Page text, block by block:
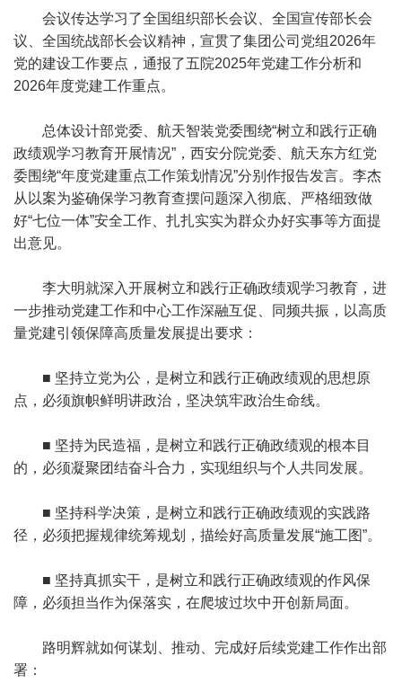
会议传达学习了全国组织部长会议、全国宣传部长会
议、全国统战部长会议精神，宣贯了集团公司党组2026年
党的建设工作要点，通报了五院2025年党建工作分析和
2026年度党建工作重点。
总体设计部党委、航天智装党委围绕“树立和践行正确
政绩观学习教育开展情况”，西安分院党委、航天东方红党
委围绕“年度党建重点工作策划情况”分别作报告发言。李杰
从以案为鉴确保学习教育查摆问题深入彻底、严格细致做
好“七位一体”安全工作、扎扎实实为群众办好实事等方面提
出意见。
李大明就深入开展树立和践行正确政绩观学习教育，进
一步推动党建工作和中心工作深融互促、同频共振，以高质
量党建引领保障高质量发展提出要求：
■ 坚持立党为公，是树立和践行正确政绩观的思想原
点，必须旗帜鲜明讲政治，坚决筑牢政治生命线。
■ 坚持为民造福，是树立和践行正确政绩观的根本目
的，必须凝聚团结奋斗合力，实现组织与个人共同发展。
■ 坚持科学决策，是树立和践行正确政绩观的实践路
径，必须把握规律统筹规划，描绘好高质量发展“施工图”。
■ 坚持真抓实干，是树立和践行正确政绩观的作风保
障，必须担当作为保落实，在爬坡过坎中开创新局面。
路明辉就如何谋划、推动、完成好后续党建工作作出部
署：